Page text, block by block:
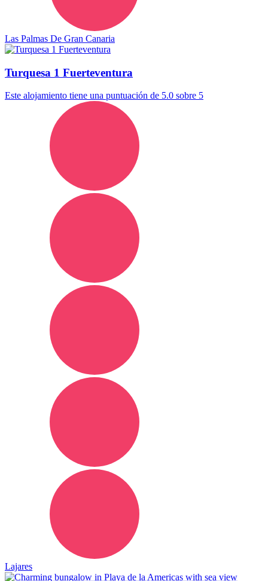
Las Palmas De Gran Canaria
Turquesa 1 Fuerteventura
Este alojamiento tiene una puntuación de 5.0 sobre 5
Lajares